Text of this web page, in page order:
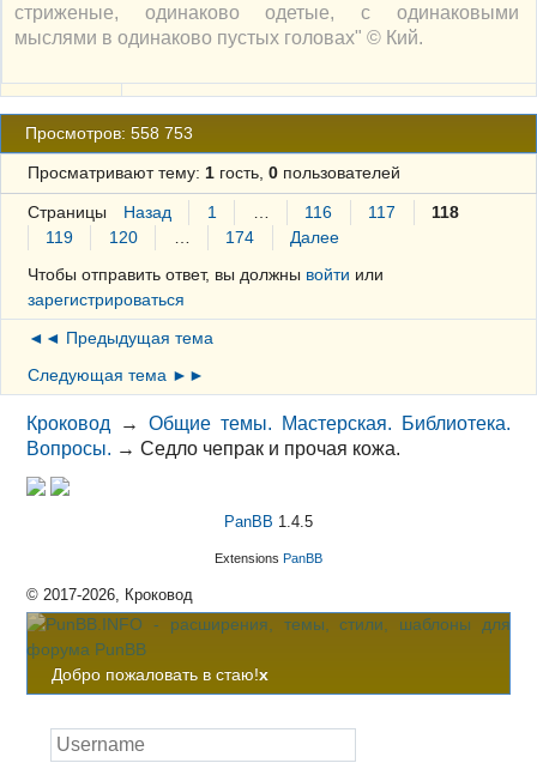
стриженые, одинаково одетые, с одинаковыми
мыслями в одинаково пустых головах" © Кий.
Просмотров: 558 753
Просматривают тему: 1гость, 0пользователей
Страницы Назад 1 116 117
118
119
120 174
Далее
Чтобы отправить ответ, вы должны войти или
зарегистрироваться
◄◄ Предыдущая тема
Следующая тема ►►
Кроковод →Общие темы. Мастерская. Библиотека.
Вопросы. →Седло чепрак и прочая кожа.
PanBB 1.4.5
Extensions PanBB
© 2017-2026, Кроковод
Добро пожаловать в стаю!x